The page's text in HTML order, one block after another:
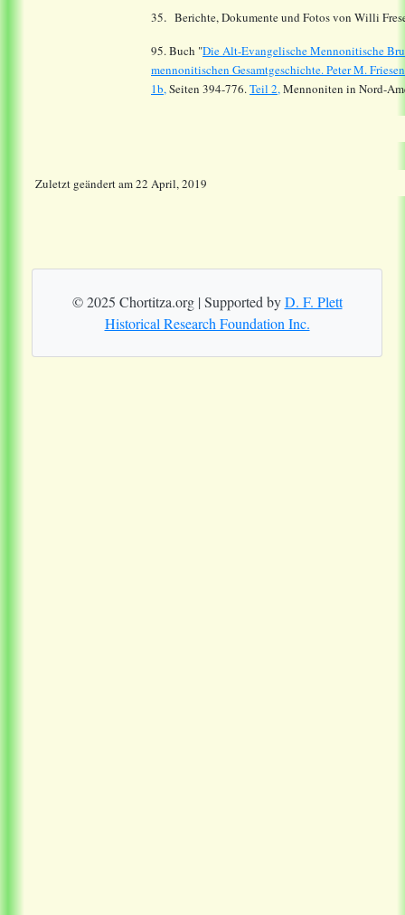
35. Berichte, Dokumente und Fotos von Willi
95. Buch "Die Alt-Evangelische Mennonitische
mennonitischen Gesamtgeschichte. Peter M.
1b,Seiten 394-776.Teil 2,Mennoniten in Nord-
Zuletzt geändertam22 April, 2019
© 2025 Chortitza.org | Supported byD. F. Plett
Historical Research Foundation Inc.